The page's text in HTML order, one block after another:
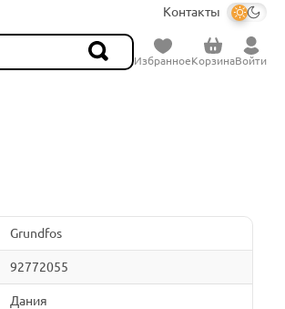
Контакты
ИзбранноеКорзинаВойти
Grundfos
92772055
Дания